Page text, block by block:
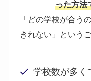
った方法
「どの学校が合う
きれない」という
学校数が多く